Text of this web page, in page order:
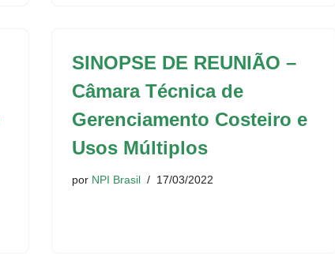
SINOPSE DE REUNIÃO –
Câmara Técnica de
Gerenciamento Costeiro e
Usos Múltiplos
por NPI Brasil 17/03/2022